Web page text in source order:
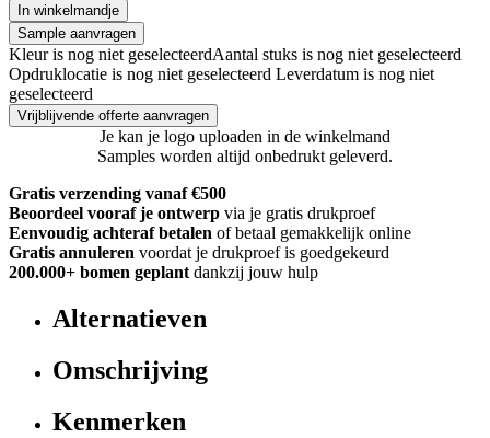
In winkelmandje
Sample aanvragen
Kleur is nog niet geselecteerdAantal stuks is nog niet geselecteerd
Opdruklocatie is nog niet geselecteerd Leverdatum is nog niet
geselecteerd
Vrijblijvende offerte aanvragen
Je kan je logo uploaden in de winkelmand
Samples worden altijd onbedrukt geleverd.
Gratis verzending vanaf €500
Beoordeel vooraf je ontwerp via je gratis drukproef
Eenvoudig achteraf betalen of betaal gemakkelijk online
Gratis annuleren voordat je drukproef is goedgekeurd
200.000+ bomen geplant dankzij jouw hulp
Alternatieven
Omschrijving
Kenmerken